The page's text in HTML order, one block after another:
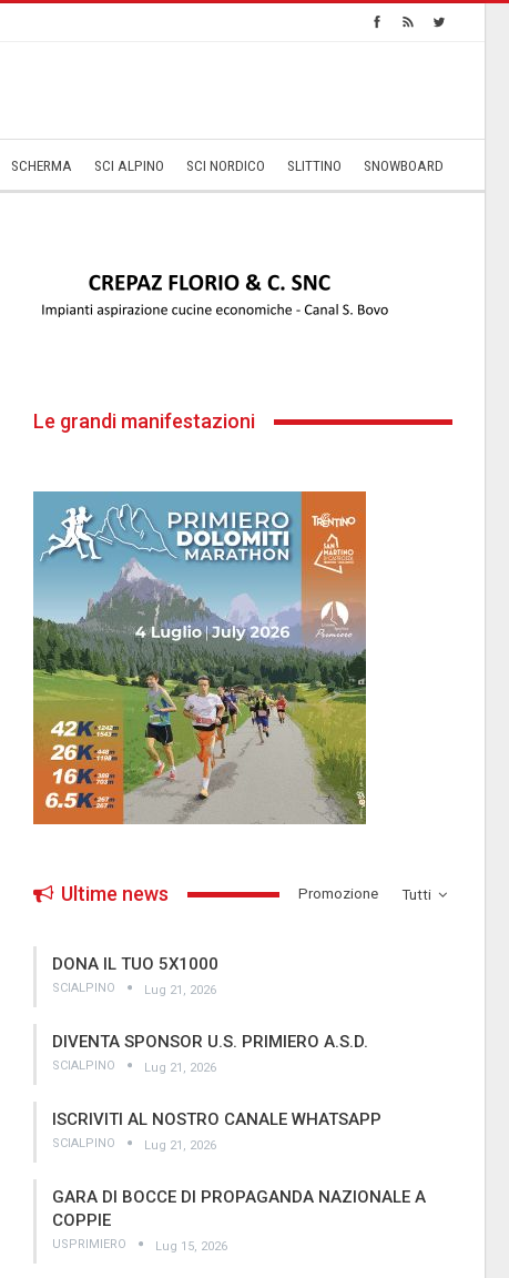
SCHERMA SCI ALPINO SCI NORDICO SLITTINO SNOWBOARD
Le grandi manifestazioni
Tutti
Ultime news ­Promozione
DONA IL TUO 5X1000
SCIALPINO Lug 21, 2026
DIVENTA SPONSOR U.S. PRIMIERO A.S.D.
SCIALPINO Lug 21, 2026
ISCRIVITI AL NOSTRO CANALE WHATSAPP
SCIALPINO Lug 21, 2026
GARA DI BOCCE DI PROPAGANDA NAZIONALE A
COPPIE
USPRIMIERO Lug 15, 2026